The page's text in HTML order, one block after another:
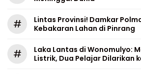
#
Lintas Provinsi! Damkar
Kebakaran Lahan di Pinrang
#
Laka Lantas di Wonomulyo:
Listrik, Dua Pelajar Dilarikan